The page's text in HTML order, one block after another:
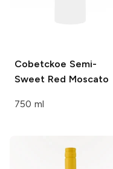
Cobetckoe Semi-
Sweet Red Moscato
750 ml